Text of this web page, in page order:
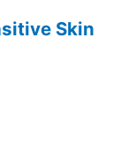
Skin